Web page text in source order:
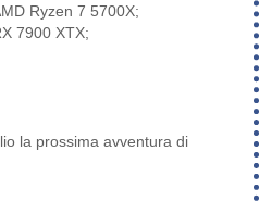
Ryzen 7 5700X;
7900 XTX;
la prossima avventura di